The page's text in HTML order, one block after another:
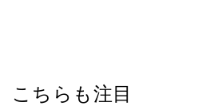
こちらも注目